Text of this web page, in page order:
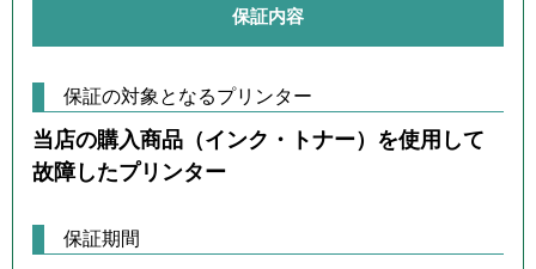
保証内容
保証の対象となるプリンター
当店の購入商品（インク・トナー）を使用して
故障したプリンター
保証期間